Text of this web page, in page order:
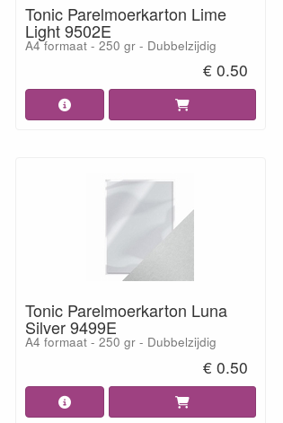
Tonic Parelmoerkarton Lime
Light 9502E
A4 formaat - 250 gr - Dubbelzijdig
€ 0.50
Tonic Parelmoerkarton Luna
Silver 9499E
A4 formaat - 250 gr - Dubbelzijdig
€ 0.50